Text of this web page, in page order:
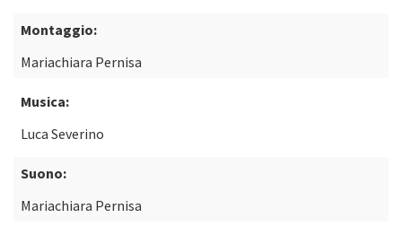
Montaggio:
Mariachiara Pernisa
Musica:
Luca Severino
Suono:
Mariachiara Pernisa